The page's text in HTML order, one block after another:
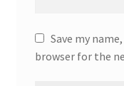
Save my
browser for the